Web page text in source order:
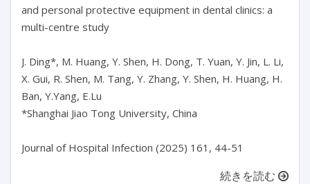
and personal protective equipment in dental clinics: a
multi-centre study
J. Ding*, M. Huang, Y. Shen, H. Dong, T. Yuan, Y. Jin, L. Li,
X. Gui, R. Shen, M. Tang, Y. Zhang, Y. Shen, H. Huang, H.
Ban, Y.Yang, E.Lu
*Shanghai Jiao Tong University, China
続きを読む